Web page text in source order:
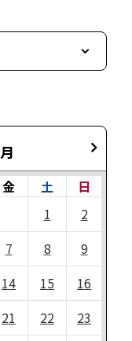
月
金 土
日
1
2
7 8
9
14 15
16
21 22
23